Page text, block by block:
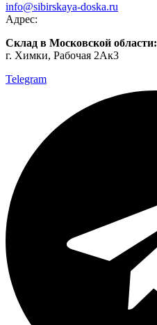
info@sibirskaya-doska.ru
Адрес:
Склад в Московской области:
г. Химки, Рабочая 2Ак3
Telegram